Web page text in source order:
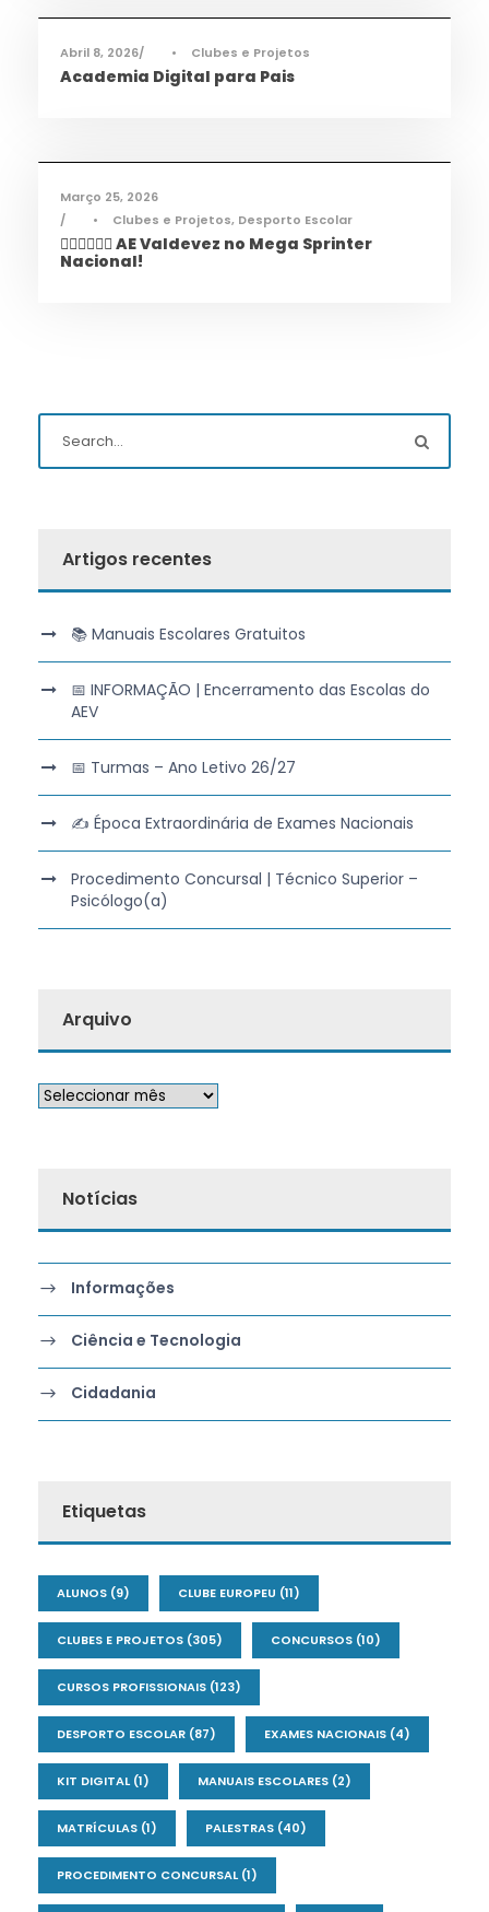
Abril 8, 2026 • Clubes e Projetos
Academia Digital para Pais
Março 25, 2026
•
Clubes e Projetos, Desporto Escolar
🏃‍♀️🏃‍♂️🏃‍♀️ AE Valdevez no Mega Sprinter
Nacional!
Artigos recentes
📚 Manuais Escolares Gratuitos
📅 INFORMAÇÃO | Encerramento das Escolas do
AEV
📅 Turmas – Ano Letivo 26/27
✍️ Época Extraordinária de Exames Nacionais
Procedimento Concursal | Técnico Superior –
Psicólogo(a)
Arquivo
Notícias
Informações
Ciência e Tecnologia
Cidadania
Etiquetas
ALUNOS (9) CLUBE EUROPEU (11)
CLUBES E PROJETOS (305) CONCURSOS (10)
CURSOS PROFISSIONAIS (123)
DESPORTO ESCOLAR (87) EXAMES NACIONAIS (4)
KIT DIGITAL(1) MANUAIS ESCOLARES (2)
MATRÍCULAS (1) PALESTRAS (40)
PROCEDIMENTO CONCURSAL(1)